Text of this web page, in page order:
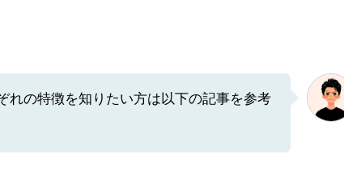
れの特徴を知りたい方は以下の記事を参考